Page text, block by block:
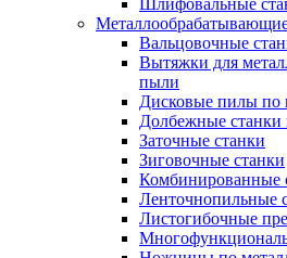
Шлифовальные
Вальцовочные
Вытяжки для
пыли
Дисковые пилы по
Долбежные станки
Заточные станки
Зиговочные станки
Комбинированные
Ленточнопильные
Листогибочные